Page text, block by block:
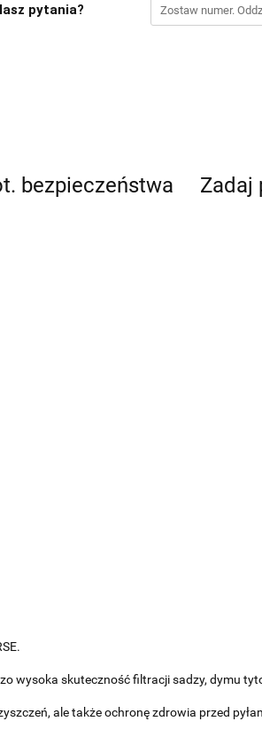
pytania?
bezpieczeństwa Zadaj
wysoka skuteczność filtracji sadzy, dymu
ale także ochronę zdrowia przed